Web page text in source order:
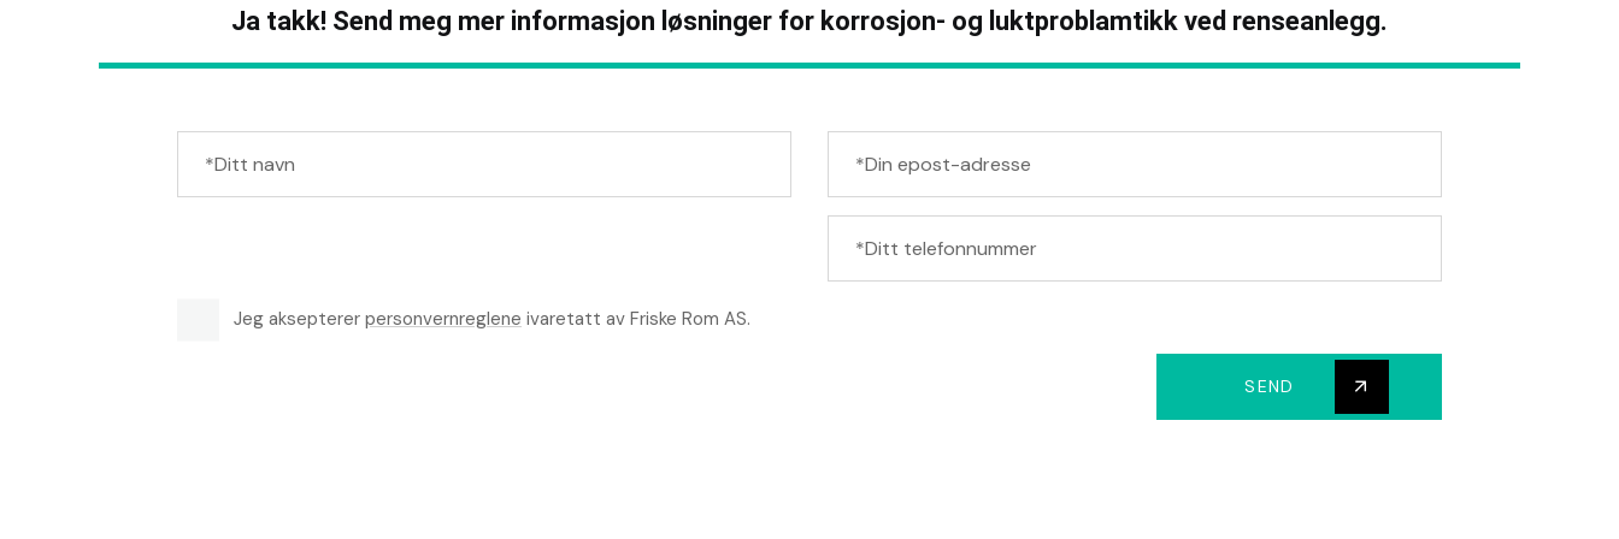
Ja takk! Send meg mer informasjon løsninger for korrosjon- og luktproblamtikk ved renseanlegg.
Jeg aksepterer personvernreglene ivaretatt av Friske Rom AS.
SEND